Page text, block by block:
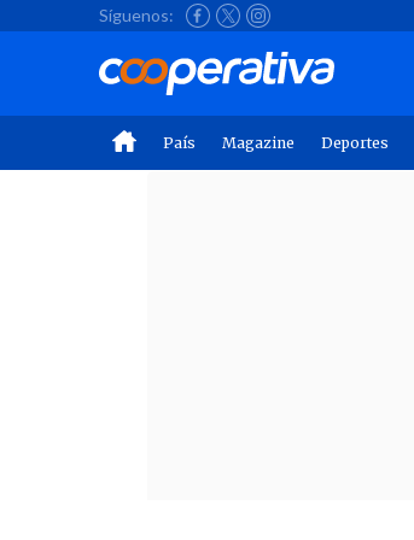
Síguenos:
País Magazine Deportes